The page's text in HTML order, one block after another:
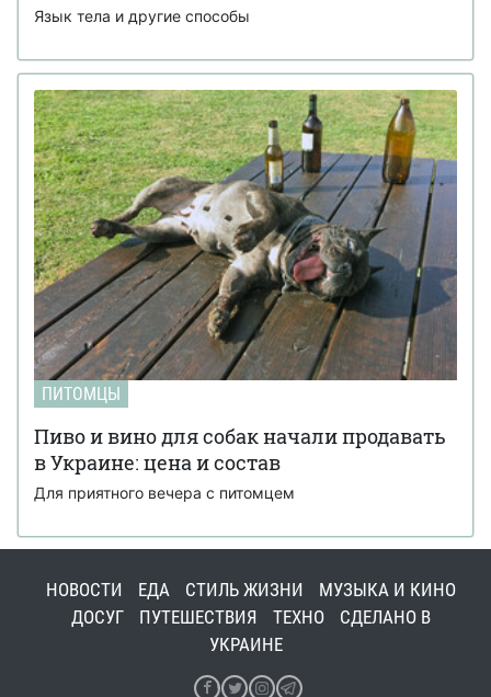
Язык тела и другие способы
ПИТОМЦЫ
Пиво и вино для собак начали продавать
в Украине: цена и состав
Для приятного вечера с питомцем
НОВОСТИ ЕДА СТИЛЬ ЖИЗНИ
МУЗЫКА И КИНО
ДОСУГ
ПУТЕШЕСТВИЯ ТЕХНО
СДЕЛАНО В
УКРАИНЕ